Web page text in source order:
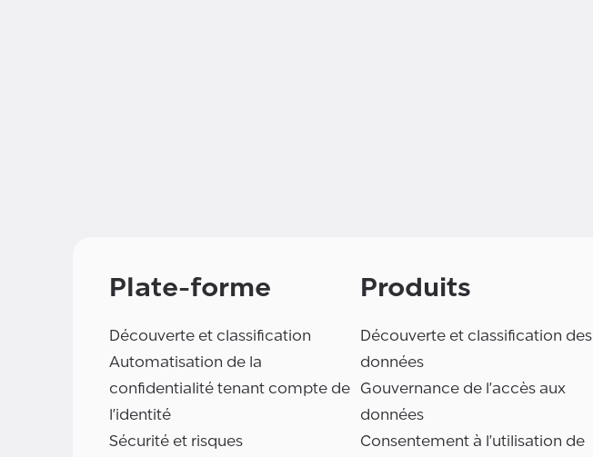
Plate-forme
Découverte et classification
Automatisation de la
confidentialité tenant compte de
l'identité
Sécurité et risques
Produits
Découverte et classification des
données
Gouvernance de l'accès aux
données
Consentement à l'utilisation de